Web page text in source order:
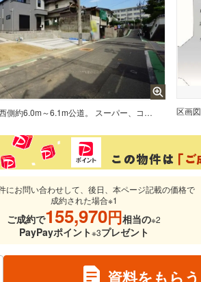
北西側約6.0m～6.1m公道。 スーパー、コンビニ、ドラッグストアまで徒歩約13分圏内＾＾周辺環境充実＾＾ 区画図
にお問い合わせして、後日、本ページ記載の価格で
成約された場合※1
ご成約で155,970円相当の※2
PayPayポイント※3プレゼント
資料をもらう